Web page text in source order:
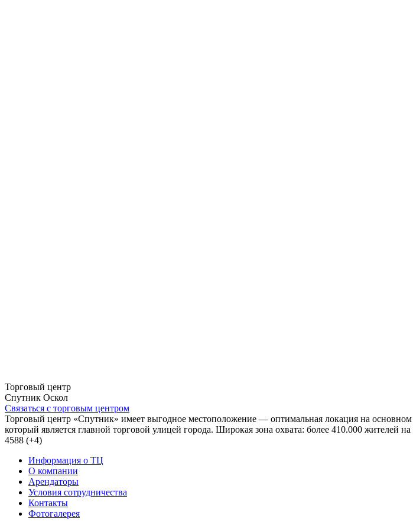
Торговый центр
Спутник Оскол
Связаться с торговым центром
Торговый центр «Спутник» имеет выгодное местоположение — оптимальная локация на
который является главной торговой улицей города. Широкая зона охвата: более 410.000 жителей
4588 (+4)
Информация о ТЦ
О компании
Арендаторы
Условия сотрудничества
Контакты
Фотогалерея